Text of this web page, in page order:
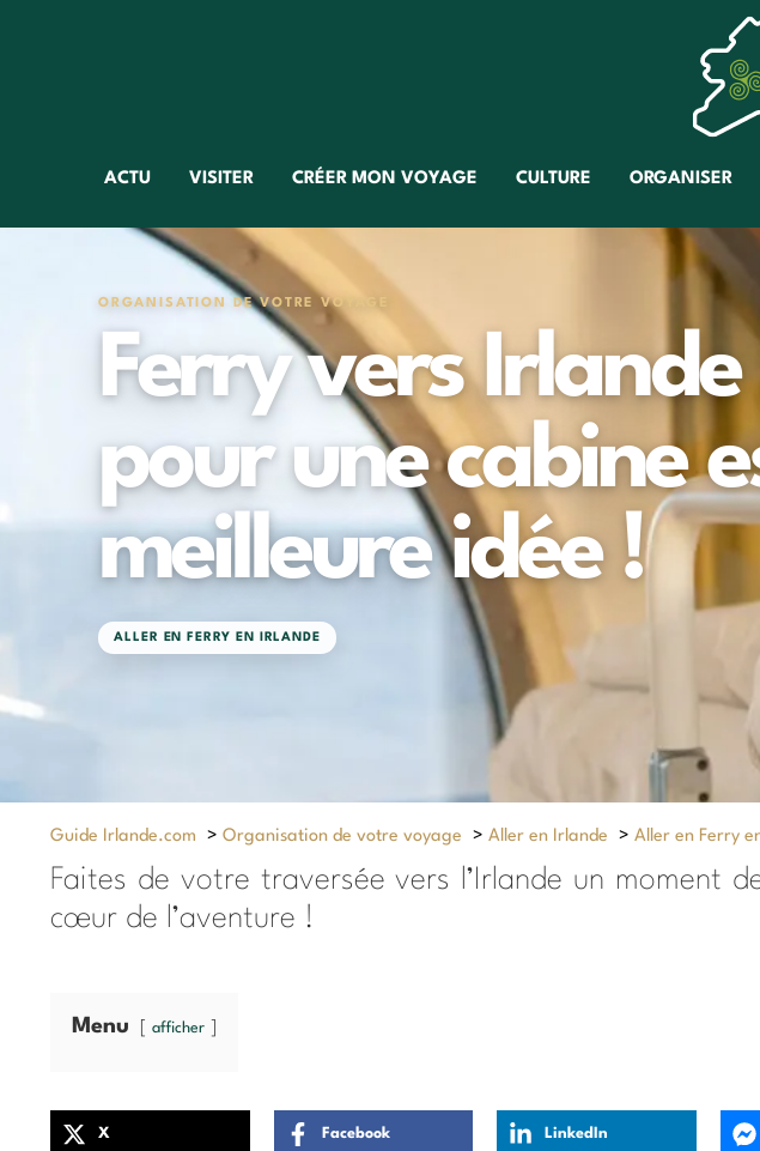
ACTU VISITER CRÉER MON VOYAGE CULTURE ORGANISER
ORGANISATION DE VOTRE VOYAGE
Ferry vers
pour une cabine
meilleure idée !
ALLER EN FERRY EN IRLANDE
Guide Irlande.com > Organisation de votre voyage > Aller en Irlande > Aller en Ferry
Faites de votre traversée vers l’Irlande un moment
cœur de l’aventure !
Menu afficher
X Facebook LinkedIn